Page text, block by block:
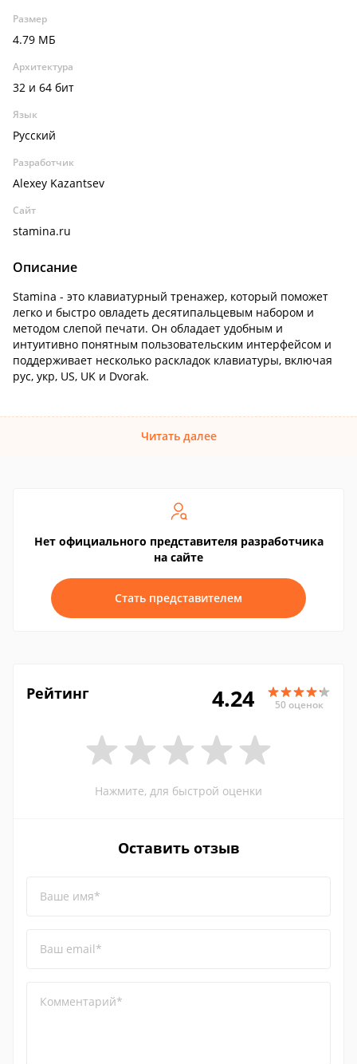
Размер
4.79 МБ
Архитектура
32 и 64 бит
Язык
Русский
Разработчик
Alexey Kazantsev
Сайт
stamina.ru
Описание
Stamina - это клавиатурный тренажер, который поможет
легко и быстро овладеть десятипальцевым набором и
методом слепой печати. Он обладает удобным и
интуитивно понятным пользовательским интерфейсом и
поддерживает несколько раскладок клавиатуры, включая
рус, укр, US, UK и Dvorak.
Читать далее
Нет официального представителя разработчика
на сайте
Стать представителем
Рейтинг 4.24 50 оценок
Нажмите, для быстрой оценки
Оставить отзыв
Ваше имя*
Ваш email*
Комментарий*